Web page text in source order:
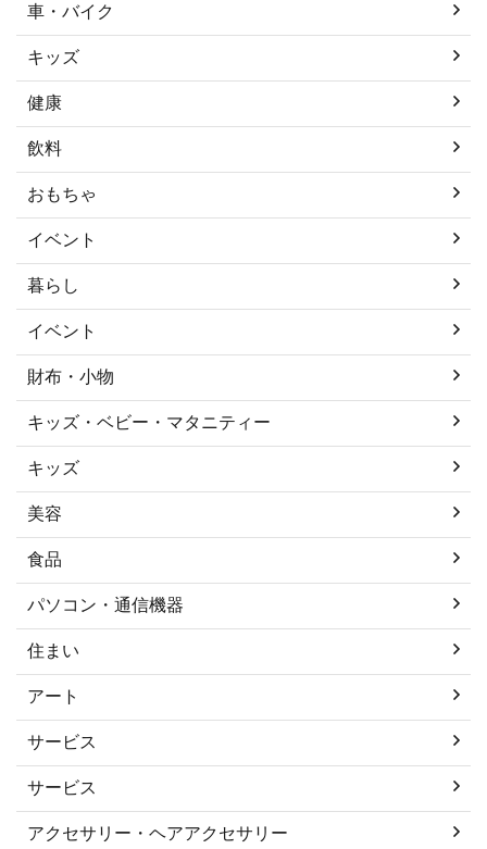
車・バイク
キッズ
健康
飲料
おもちゃ
イベント
暮らし
イベント
財布・小物
キッズ・ベビー・マタニティー
キッズ
美容
食品
パソコン・通信機器
住まい
アート
サービス
サービス
アクセサリー・ヘアアクセサリー